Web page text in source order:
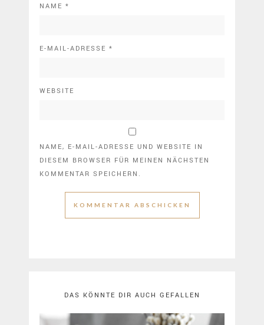
NAME *
E-MAIL-ADRESSE *
WEBSITE
NAME, E-MAIL-ADRESSE UND WEBSITE IN
DIESEM BROWSER FÜR MEINEN NÄCHSTEN
KOMMENTAR SPEICHERN.
DAS KÖNNTE DIR AUCH GEFALLEN